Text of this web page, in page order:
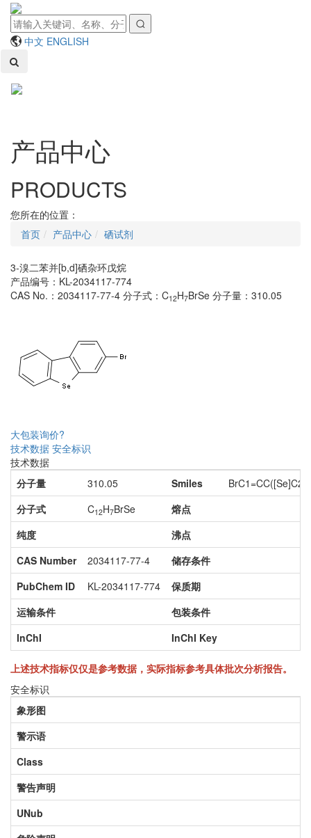
中文 ENGLISH
产品中心
PRODUCTS
您所在的位置：
首页
产品中心 硒试剂
3-溴二苯并[b,d]硒杂环戊烷
产品编号：KL-2034117-774
CAS No.：2034117-77-4 分子式：C12H7BrSe 分子量：310.05
大包装询价?
技术数据 安全标识
技术数据
分子量
310.05 Smiles
分子式
C12H7BrSe
熔点
纯度
沸点
CAS Number
2034117-77-4
储存条件
PubChem ID
KL-2034117-774
保质期
运输条件
包装条件
InChI
InChI Key
上述技术指标仅仅是参考数据，实际指标参考具体批次分析报告。
安全标识
象形图
警示语
Class
警告声明
UNub